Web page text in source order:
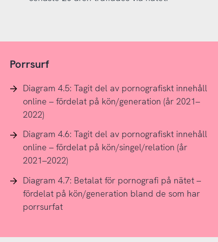
Porrsurf
Diagram 4.5: Tagit del av pornografiskt innehåll
online – fördelat på kön/generation (år 2021–
2022)
Diagram 4.6: Tagit del av pornografiskt innehåll
online – fördelat på kön/singel/relation (år
2021–2022)
Diagram 4.7: Betalat för pornografi på nätet –
fördelat på kön/generation bland de som har
porrsurfat